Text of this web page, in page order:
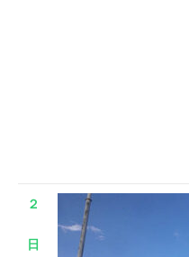
２
日